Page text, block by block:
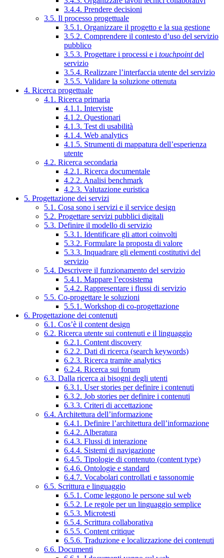
3.4.4. Prendere decisioni
3.5. Il processo progettuale
3.5.1. Organizzare il progetto e la sua gestione
3.5.2. Comprendere il contesto d’uso del servizio
pubblico
3.5.3. Progettare i processi e i touchpointdel
servizio
3.5.4. Realizzare l’interfaccia utente del servizio
3.5.5. Validare la soluzione ottenuta
4. Ricerca progettuale
4.1. Ricerca primaria
4.1.1. Interviste
4.1.2. Questionari
4.1.3. Test di usabilità
4.1.4. Web analytics
4.1.5. Strumenti di mappatura dell’esperienza
utente
4.2. Ricerca secondaria
4.2.1. Ricerca documentale
4.2.2. Analisi benchmark
4.2.3. Valutazione euristica
5. Progettazione dei servizi
5.1. Cosa sono i servizi e il service design
5.2. Progettare servizi pubblici digitali
5.3. Definire il modello di servizio
5.3.1. Identificare gli attori coinvolti
5.3.2. Formulare la proposta di valore
5.3.3. Inquadrare gli elementi costitutivi del
servizio
5.4. Descrivere il funzionamento del servizio
5.4.1. Mappare l’ecosistema
5.4.2. Rappresentare i flussi di servizio
5.5. Co-progettare le soluzioni
5.5.1. Workshop di co-progettazione
6. Progettazione dei contenuti
6.1. Cos’è il content design
6.2. Ricerca utente sui contenuti e il linguaggio
6.2.1. Content discovery
6.2.2. Dati di ricerca (search keywords)
6.2.3. Ricerca tramite analytics
6.2.4. Ricerca sui forum
6.3. Dalla ricerca ai bisogni degli utenti
6.3.1. User stories per definire i contenuti
6.3.2. Job stories per definire i contenuti
6.3.3. Criteri di accettazione
6.4. Architettura dell’informazione
6.4.1. Definire l’architettura dell’informazione
6.4.2. Alberatura
6.4.3. Flussi di interazione
6.4.4. Sistemi di navigazione
6.4.5. Tipologie di contenuto (content type)
6.4.6. Ontologie e standard
6.4.7. Vocabolari controllati e tassonomie
6.5. Scrittura e linguaggio
6.5.1. Come leggono le persone sul web
6.5.2. Le regole per un linguaggio semplice
6.5.3. Microtesti
6.5.4. Scrittura collaborativa
6.5.5. Content critique
6.5.6. Traduzione e localizzazione dei contenuti
6.6. Documenti